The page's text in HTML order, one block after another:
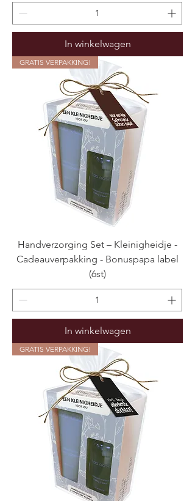
In winkelwagen
GRATIS VERPAKKING!
Handverzorging Set – Kleinigheidje -
Cadeauverpakking - Bonuspapa label
(6st)
In winkelwagen
GRATIS VERPAKKING!